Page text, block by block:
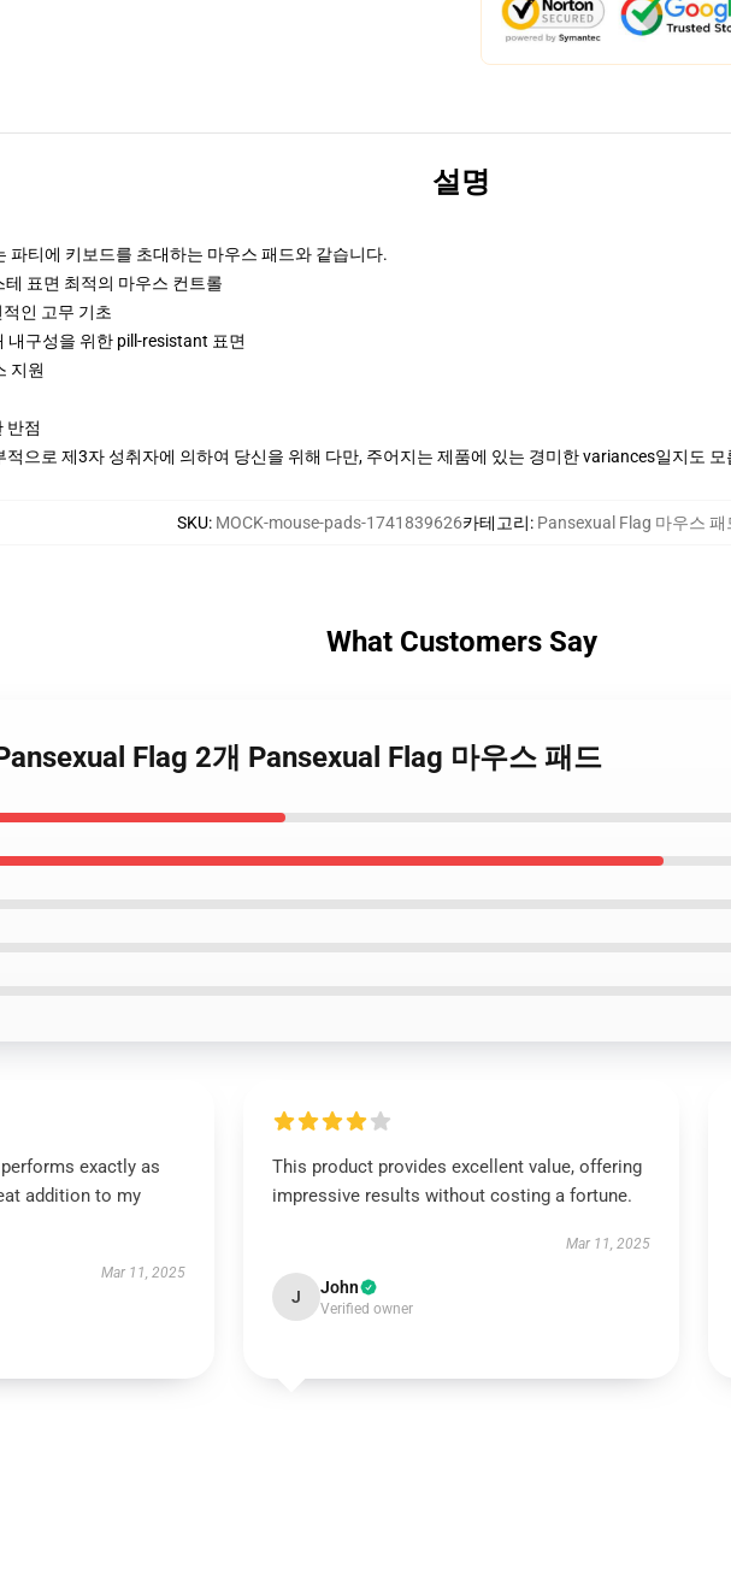
설명
파티에 키보드를 초대하는 마우스 패드와 같습니다.
표면 최적의 마우스 컨트롤
인 고무 기초
내구성을 위한 pill-resistant 표면
지원
반점
적으로 제3자 성취자에 의하여 당신을 위해 다만, 주어지는 제품에 있는 경미한 variances일지도
SKU: MOCK-mouse-pads-1741839626카테고리: Pansexual Flag 마우스 패
What Customers Say
Flag 2개 Pansexual Flag 마우스 패드
exactly as
addition to my
Mar 11, 2025
This product provides excellent value, offering
impressive results without costing a fortune.
Mar 11, 2025
J John
Verified owner